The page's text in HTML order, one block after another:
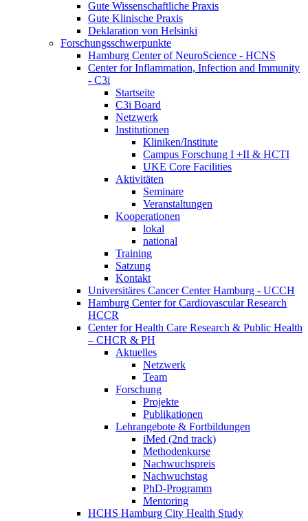
Gute Wissenschaftliche Praxis
Gute Klinische Praxis
Deklaration von Helsinki
Forschungsschwerpunkte
Hamburg Center of NeuroScience - HCNS
Center for Inflammation, Infection and Immunity
- C3i
Startseite
C3i Board
Netzwerk
Institutionen
Kliniken/Institute
Campus Forschung I +II & HCTI
UKE Core Facilities
Aktivitäten
Seminare
Veranstaltungen
Kooperationen
lokal
national
Training
Satzung
Kontakt
Universitäres Cancer Center Hamburg - UCCH
Hamburg Center for Cardiovascular Research
HCCR
Center for Health Care Research & Public Health
– CHCR & PH
Aktuelles
Netzwerk
Team
Forschung
Projekte
Publikationen
Lehrangebote & Fortbildungen
iMed (2nd track)
Methodenkurse
Nachwuchspreis
Nachwuchstag
PhD-Programm
Mentoring
HCHS Hamburg City Health Study